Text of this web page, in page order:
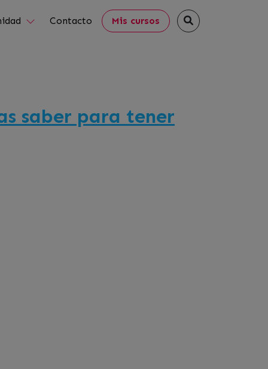
Contacto Mis cursos
saber para tener